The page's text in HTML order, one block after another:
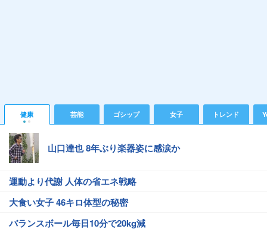
健康 芸能 ゴシップ 女子 トレンド
山口達也 8年ぶり楽器姿に感涙か
運動より代謝 人体の省エネ戦略
大食い女子 46キロ体型の秘密
バランスボール毎日10分で20kg減